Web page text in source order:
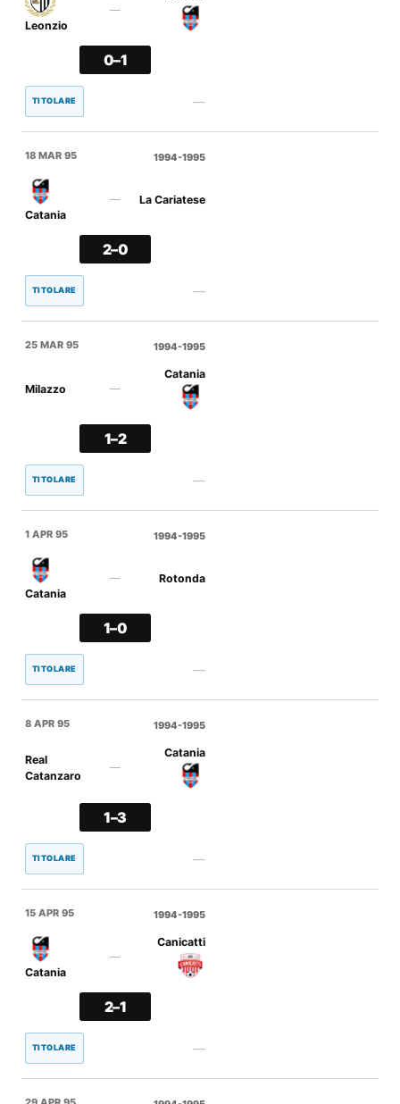
Leonzio
—
0–1
TITOLARE —
18 MAR 95
Catania
— La Cariatese
2–0
TITOLARE —
1994-1995
25 MAR 95
Milazzo —
Catania
1–2
TITOLARE —
1994-1995
1 APR 95
Catania
— Rotonda
1–0
TITOLARE —
1994-1995
8 APR 95
Real
Catanzaro
—
Catania
1–3
TITOLARE —
1994-1995
15 APR 95
Catania
—
Canicatti
2–1
TITOLARE —
1994-1995